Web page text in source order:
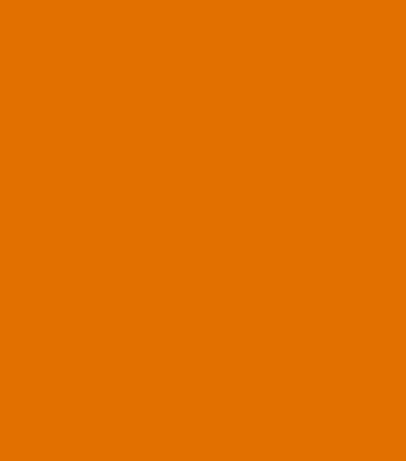
Controleer
Ik ben
U kunt het
van een land